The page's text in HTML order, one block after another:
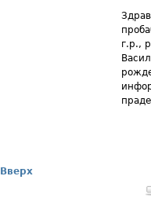
г.р.,
Вверх